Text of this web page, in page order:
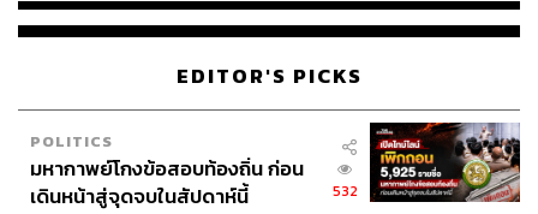
ประชาธิปัตย์ ที่แพ้ให้กับสุรชาติในการเลือกตั้งครั้งหลังสุด
ขณะที่ปัจจุบันสกลธีดำรงตำแหน่งเป็นรองผู้ว่าฯ กทม. คุม
กทม. ในโซนเหนือ ซึ่งเขตหลักสี่อยู่ในโซน กทม. เหนือ
ขณะที่มีรายงานว่า วันนี้สุรชาติและทีมงานได้ลงพื้นที่ให้
บริการฉีดวัดซีนสุนัขและแมวให้กับประชาชนตามปกติ
EDITOR'S PICKS
POLITICS
มหากาพย์โกงข้อสอบท้องถิ่น ก่อน
เดินหน้าสู่จุดจบในสัปดาห์นี้
532